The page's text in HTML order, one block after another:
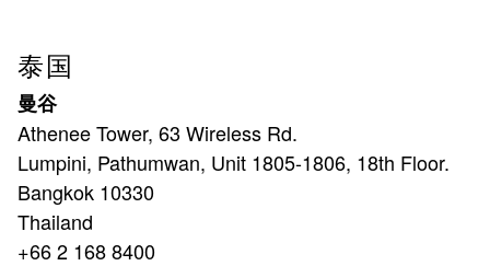
泰国
曼谷
Athenee Tower, 63 Wireless Rd.
Lumpini, Pathumwan, Unit 1805-1806, 18th Floor.
Bangkok 10330
Thailand
+66 2 168 8400